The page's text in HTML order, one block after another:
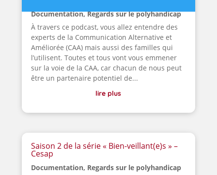
Documentation,Regards sur le polyhandicap
À travers ce podcast, vous allez entendre des
experts de la Communication Alternative et
Améliorée (CAA) mais aussi des familles qui
l’utilisent. Toutes et tous vont vous emmener
sur la voie de la CAA, car chacun de nous peut
être un partenaire potentiel de...
lire plus
Saison 2 de la série « Bien-veillant(e)s » –
Cesap
Documentation, Regards sur le polyhandicap